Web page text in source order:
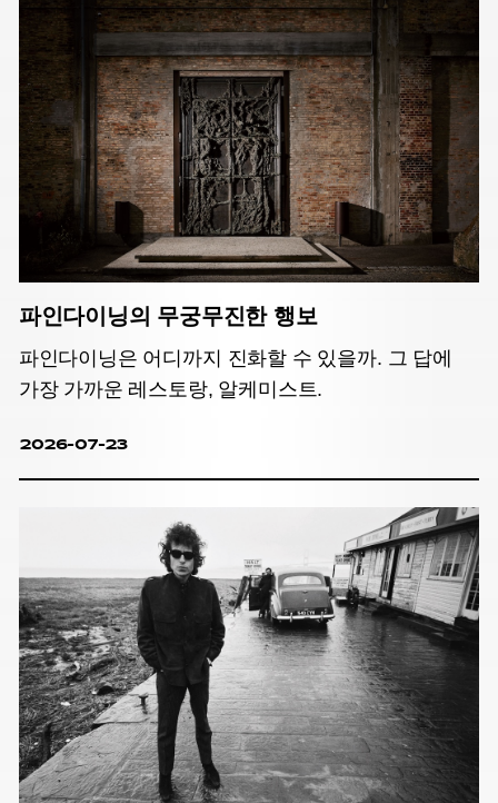
파인다이닝의 무궁무진한 행보
파인다이닝은 어디까지 진화할 수 있을까. 그 답에
가장 가까운 레스토랑, 알케미스트.
2026-07-23